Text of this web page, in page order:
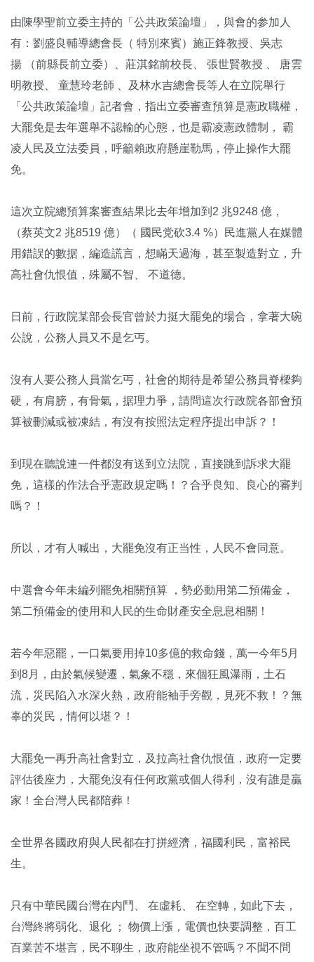
由陳學聖前立委主持的「公共政策論壇」，與會的参加人
有：劉盛良輔導總會長（ 特別來賓）施正鋒教授、吳志
揚 （前縣長前立委）、莊淇銘前校長、 張世賢教授 、 唐雲
明教授、 童慧玲老師 、及林水吉總會長等人在立院舉行
「公共政策論壇」記者會，指出立委審查預算是憲政職權，
大罷免是去年選舉不認輸的心態，也是霸凌憲政體制， 霸
凌人民及立法委員，呼籲賴政府懸崖勒馬，停止操作大罷
免。
這次立院總預算案審查結果比去年增加到2 兆9248 億，
（蔡英文2 兆8519 億）（ 國民党砍3.4 %）民進黨人在媒體
用錯誤的數据，編造謊言，想瞞天過海，甚至製造對立，升
高社會仇恨值，殊屬不智、 不道德。
日前，行政院某部会長官曾於力挺大罷免的場合，拿著大碗
公說，公務人員又不是乞丐。
沒有人要公務人員當乞丐，社會的期待是希望公務員脊樑夠
硬，有肩膀，有骨氣，据理力爭，請問這次行政院各部會預
算被刪減或被凍結，有沒有按照法定程序提出申訴？！
到現在聽說連一件都沒有送到立法院，直接跳到訴求大罷
免，這樣的作法合乎憲政規定嗎！？合乎良知、良心的審判
嗎？！
所以，才有人喊出，大罷免沒有正当性，人民不會同意。
中選會今年未編列罷免相關預算 ，勢必動用第二預備金，
第二預備金的使用和人民的生命財產安全息息相關！
若今年惡罷，一口氣要用掉10多億的救命錢，萬一今年5月
到8月，由於氣候變遷，氣象不穩，來個狂風瀑雨，土石
流，災民陷入水深火熱，政府能袖手旁觀，見死不救！？無
辜的災民，情何以堪？！
大罷免一再升高社會對立，及拉高社會仇恨值，政府一定要
評估後座力，大罷免沒有任何政黨或個人得利，沒有誰是贏
家！全台灣人民都陪葬！
全世界各國政府與人民都在打拼經濟，福國利民，富裕民
生。
只有中華民國台灣在内鬥、 在虛耗、 在空轉，如此下去，
台灣終將弱化、退化 ； 物價上漲，電價也快要調整，百工
百業苦不堪言，民不聊生，政府能坐視不管嗎？不聞不問